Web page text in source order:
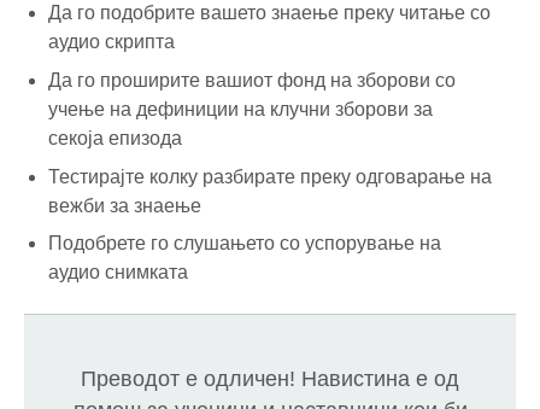
Да го подобрите вашето знаење преку читање со
аудио скрипта
Да го проширите вашиот фонд на зборови со
учење на дефиниции на клучни зборови за
секоја епизода
Тестирајте колку разбирате преку одговарање на
вежби за знаење
Подобрете го слушањето со успорување на
аудио снимката
Преводот е одличен! Навистина е од